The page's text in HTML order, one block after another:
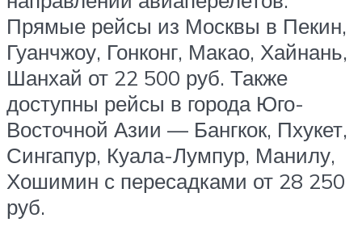
Прямые рейсы из Москвы в Пекин,
Гуанчжоу, Гонконг, Макао, Хайнань,
Шанхай от 22 500 руб. Также
доступны рейсы в города Юго-
Восточной Азии — Бангкок, Пхукет,
Сингапур, Куала-Лумпур, Манилу,
Хошимин с пересадками от 28 250
руб.